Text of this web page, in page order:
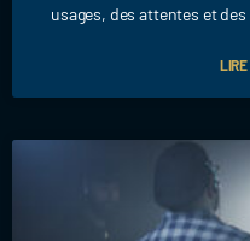
usages, des attentes et
LIRE